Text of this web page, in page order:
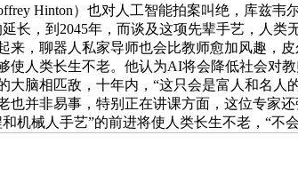
Hinton）也对人工智能拍案叫绝，库兹
长，到2045年，而谈及这项先辈手艺，人
来，聊器人私家导师也会比教师愈加风趣，
使人类长生不老。他认为AI将会降低社会对
大脑相匹敌，十年内，“这只会是富人和名
也并非易事，特别正在讲课方面，这位专家
机械人手艺”的前进将使人类长生不老，“不会